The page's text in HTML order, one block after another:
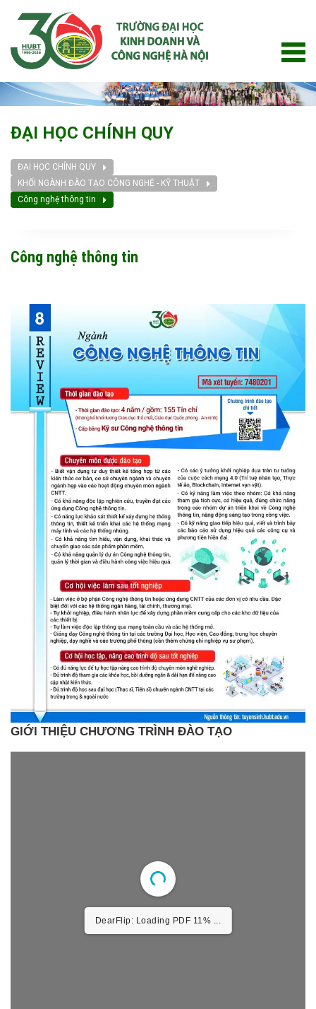
ĐẠI HỌC CHÍNH QUY
ĐẠI HỌC CHÍNH QUY
KHỐI NGÀNH ĐÀO TẠO CÔNG NGHỆ - KỸ THUẬT
Công nghệ thông tin
Công nghệ thông tin
GIỚI THIỆU CHƯƠNG TRÌNH ĐÀO TẠO
DearFlip: Loading PDF 21%
...